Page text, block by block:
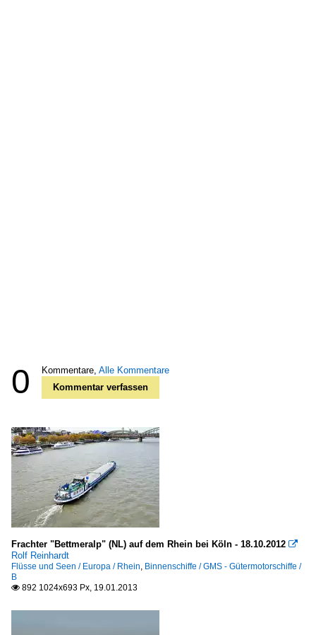
0 Kommentare, Alle Kommentare
Kommentar verfassen
Frachter "Bettmeralp" (NL) auf dem Rhein bei Köln - 18.10.2012 
Rolf Reinhardt
Flüsse und Seen / Europa / Rhein, Binnenschiffe / GMS - Gütermotorschiffe /
B
 892 1024x693 Px, 19.01.2013